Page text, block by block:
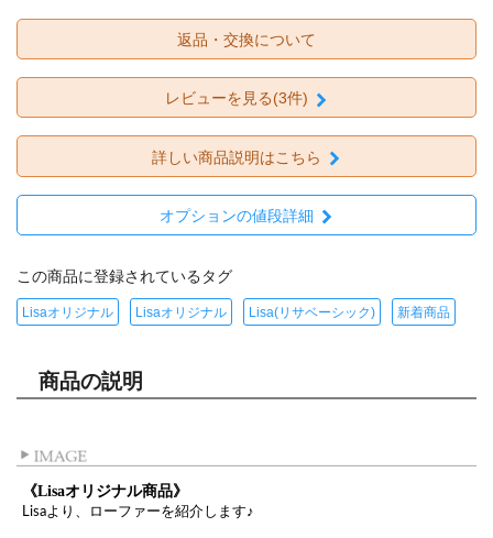
返品・交換について
レビューを見る(3件)
詳しい商品説明はこちら
オプションの値段詳細
この商品に登録されているタグ
Lisaオリジナル Lisaオリジナル Lisa(リサベーシック) 新着商品
商品の説明
《Lisaオリジナル商品》
Lisaより、ローファーを紹介します♪